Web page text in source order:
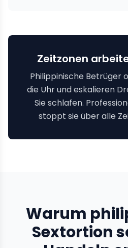
Zeitzonen
Philippinische Betrüger
die Uhr und eskalieren
Sie schlafen.
stoppt sie über alle
Warum
Sextortion